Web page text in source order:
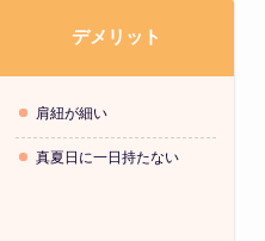
デメリット
肩紐が細い
真夏日に一日持たない